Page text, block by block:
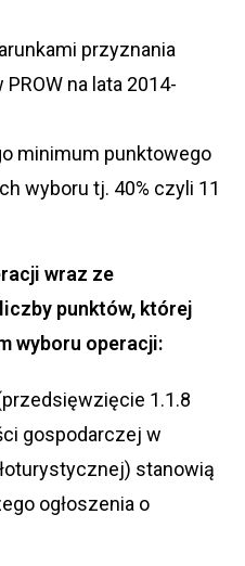
przyznania
na lata 2014-
minimum punktowego
wyboru tj. 40% czyli 11
wraz ze
punktów, której
wyboru operacji:
1.1.8
gospodarczej w
stanowią
ogłoszenia o